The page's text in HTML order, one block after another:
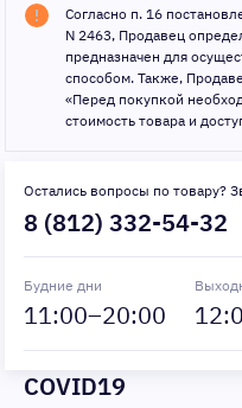
Согласно п. 16
N 2463, Продавец
предназначен для
способом. Также,
«Перед покупкой
стоимость товара и
Остались вопросы по товару?
8 (812) 332-54-32
Будние дни
11:00–20:00 12
COVID19